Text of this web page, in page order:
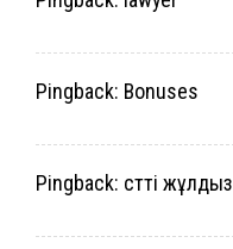
Pingback: Bonuses
Pingback: сәтті жұлдыз